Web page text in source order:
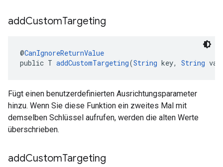
addCustomTargeting
@CanIgnoreReturnValue
public T addCustomTargeting(String key, String
Fügt einen benutzerdefinierten Ausrichtungsparameter
hinzu. Wenn Sie diese Funktion ein zweites Mal mit
demselben Schlüssel aufrufen, werden die alten Werte
überschrieben.
addCustomTargeting